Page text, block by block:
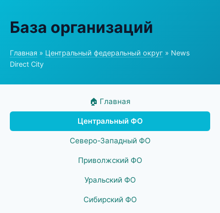
База организаций
Главная » Центральный федеральный округ » News
Direct City
🏠 Главная
Центральный ФО
Северо-Западный ФО
Приволжский ФО
Уральский ФО
Сибирский ФО